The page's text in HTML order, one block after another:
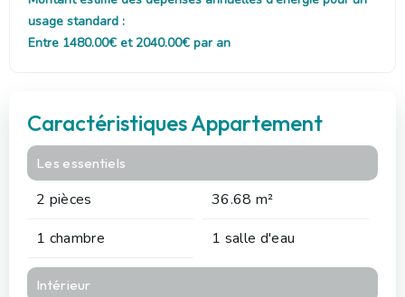
usage standard :
Entre 1480.00€ et 2040.00€ par an
Caractéristiques Appartement
Les essentiels
2 pièces
36.68 m²
1 chambre
1 salle d'eau
Intérieur